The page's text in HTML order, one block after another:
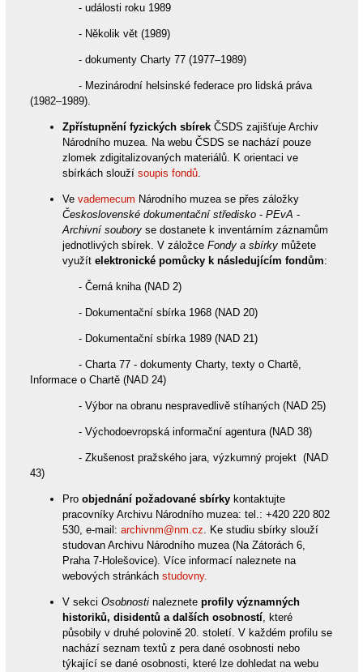
- události roku 1989
- Několik vět (1989)
- dokumenty Charty 77 (1977–1989)
- Mezinárodní helsinské federace pro lidská práva
(1982–1989).
Zpřístupnění fyzických sbírek ČSDS zajišťuje Archiv
Národního muzea. Na webu ČSDS se nachází pouze
zlomek zdigitalizovaných materiálů. K orientaci ve
sbírkách slouží soupis fondů.
Ve vademecum Národního muzea se přes záložky
Československé dokumentační středisko- PEvA -
Archivní souboryse dostanete k inventárním záznamům
jednotlivých sbírek. V záložce Fondy a sbírkymůžete
využítelektronické pomůcky k následujícím fondům:
- Černá kniha (NAD 2)
- Dokumentační sbírka 1968 (NAD 20)
- Dokumentační sbírka 1989 (NAD 21)
- Charta 77 - dokumenty Charty, texty o Chartě,
Informace o Chartě (NAD 24)
- Výbor na obranu nespravedlivě stíhaných (NAD 25)
- Východoevropská informační agentura (NAD 38)
- Zkušenost pražského jara, výzkumný projekt (NAD
43)
Pro objednání požadované sbírkykontaktujte
pracovníky Archivu Národního muzea: tel.: +420 220 802
530, e-mail: archivnm@nm.cz . Ke studiu sbírky slouží
studovan Archivu Národního muzea (Na Zátorách 6,
Praha 7-Holešovice). Více informací naleznete na
webových stránkách studovny.
V sekci Osobnostinaleznete profily významných
historiků, disidentů a dalších osobností, které
působily v druhé polovině 20. století. V každém profilu se
nachází seznam textů z pera dané osobnosti nebo
týkající se dané osobnosti, které lze dohledat na webu